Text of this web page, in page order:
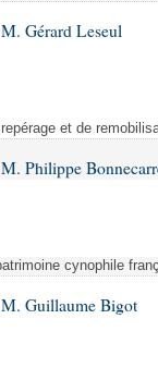
Gérard Leseul
et de
Philippe
cynophile
Guillaume Bigot